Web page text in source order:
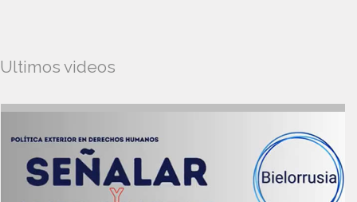
Ultimos videos